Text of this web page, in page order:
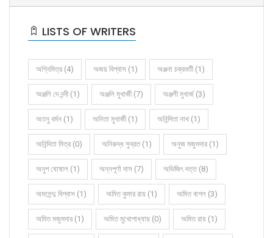
LISTS OF WRITERS
অগ্নিমিত্র (4) অজয় বিশ্বাস (1) অঞ্জনা চক্রবর্তী (1)
অঞ্জলি দে নন্দী (1) অঞ্জলি মুখার্জী (7) অঞ্জলী মুখার্জ (3)
অতনু বর্মন (1) অনিতা মুখার্জী (1) অনিন্দিতা নাথ (1)
অনিন্দিতা মিত্র (0) অনিরুদ্ধ সুব্রত (1) অনুজ মজুমদার (1)
অনুপ ঘোষাল (1) অন্নপূর্ণা দাস (7) অভিজিৎ দত্ত (8)
অমলেন্দু বিশ্বাস (1) অমিত কুমার রায় (1) অমিত বাগল (3)
অমিত মজুমদার (1) অমিত মুখোপাধ্যায় (0) অমিত রায় (1)